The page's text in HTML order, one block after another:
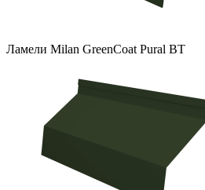
Ламели Milan GreenCoat Pural BT